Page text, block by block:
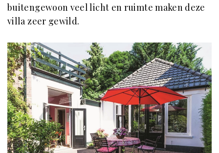
buitengewoon veel licht en ruimte maken deze
villa zeer gewild.